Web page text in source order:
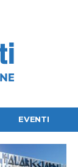
EVENTI